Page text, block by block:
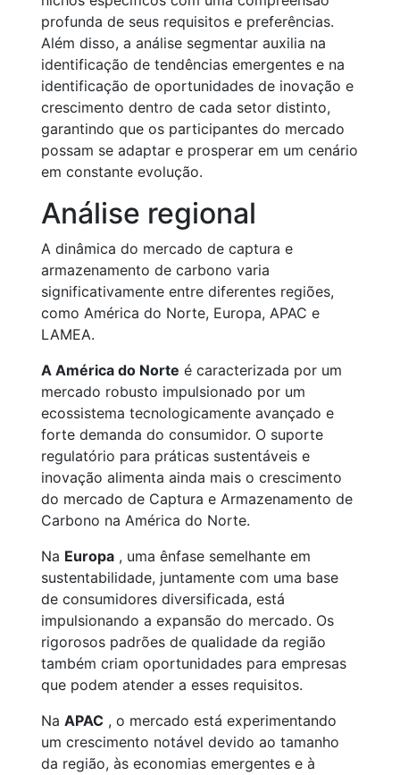
profunda de seus requisitos e preferências.
Além disso, a análise segmentar auxilia na
identificação de tendências emergentes e na
identificação de oportunidades de inovação e
crescimento dentro de cada setor distinto,
garantindo que os participantes do mercado
possam se adaptar e prosperar em um cenário
em constante evolução.
Análise regional
A dinâmica do mercado de captura e
armazenamento de carbono varia
significativamente entre diferentes regiões,
como América do Norte, Europa, APAC e
LAMEA.
A América do Norte é caracterizada por um
mercado robusto impulsionado por um
ecossistema tecnologicamente avançado e
forte demanda do consumidor. O suporte
regulatório para práticas sustentáveis e
inovação alimenta ainda mais o crescimento
do mercado de Captura e Armazenamento de
Carbono na América do Norte.
Na Europa , uma ênfase semelhante em
sustentabilidade, juntamente com uma base
de consumidores diversificada, está
impulsionando a expansão do mercado. Os
rigorosos padrões de qualidade da região
também criam oportunidades para empresas
que podem atender a esses requisitos.
Na APAC , o mercado está experimentando
um crescimento notável devido ao tamanho
da região, às economias emergentes e à